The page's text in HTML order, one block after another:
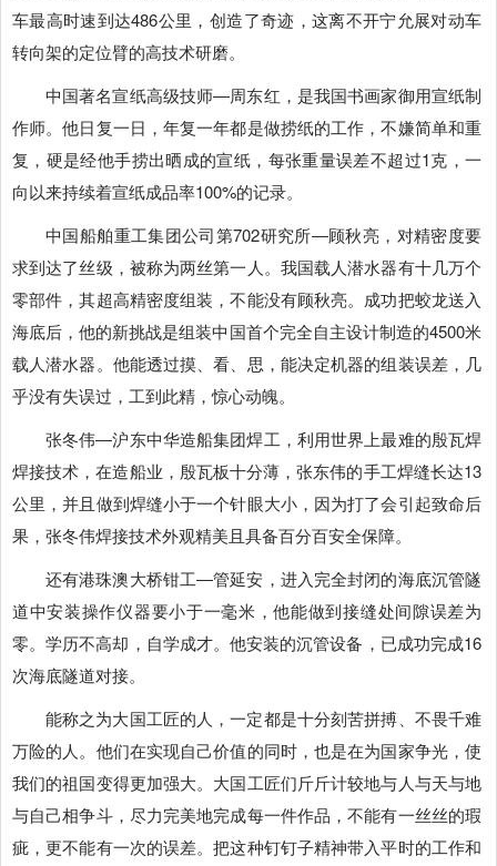
车最高时速到达486公里，创造了奇迹，这离不开宁允展对动车
转向架的定位臂的高技术研磨。
中国著名宣纸高级技师―周东红，是我国书画家御用宣纸制
作师。他日复一日，年复一年都是做捞纸的工作，不嫌简单和重
复，硬是经他手捞出晒成的宣纸，每张重量误差不超过1克，一
向以来持续着宣纸成品率100%的记录。
中国船舶重工集团公司第702研究所―顾秋亮，对精密度要
求到达了丝级，被称为两丝第一人。我国载人潜水器有十几万个
零部件，其超高精密度组装，不能没有顾秋亮。成功把蛟龙送入
海底后，他的新挑战是组装中国首个完全自主设计制造的4500米
载人潜水器。他能透过摸、看、思，能决定机器的组装误差，几
乎没有失误过，工到此精，惊心动魄。
张冬伟―沪东中华造船集团焊工，利用世界上最难的殷瓦焊
焊接技术，在造船业，殷瓦板十分薄，张东伟的手工焊缝长达13
公里，并且做到焊缝小于一个针眼大小，因为打了会引起致命后
果，张冬伟焊接技术外观精美且具备百分百安全保障。
还有港珠澳大桥钳工―管延安，进入完全封闭的海底沉管隧
道中安装操作仪器要小于一毫米，他能做到接缝处间隙误差为
零。学历不高却，自学成才。他安装的沉管设备，已成功完成16
次海底隧道对接。
能称之为大国工匠的人，一定都是十分刻苦拼搏、不畏千难
万险的人。他们在实现自己价值的同时，也是在为国家争光，使
我们的祖国变得更加强大。大国工匠们斤斤计较地与人与天与地
与自己相争斗，尽力完美地完成每一件作品，不能有一丝丝的瑕
疵，更不能有一次的误差。把这种钉钉子精神带入平时的工作和